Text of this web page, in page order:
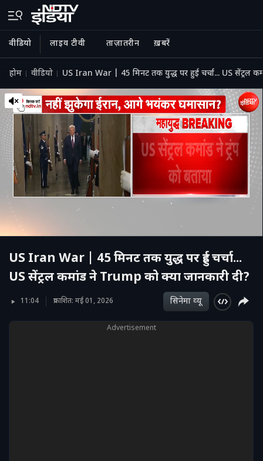
वीडियो लाइव टीवी ताज़ातरीन ख़बरें
होम वीडियो US Iran War | 45 मिनट तक युद्ध पर हुई चर्चा... US सेंट्रल
US Iran War | 45 मिनट तक युद्ध पर हुई चर्चा...
US सेंट्रल कमांड ने Trump को क्या जानकारी दी?
11:04 प्रकाशित: मई 01, 2026 सिनेमा व्‍यू
Advertisement